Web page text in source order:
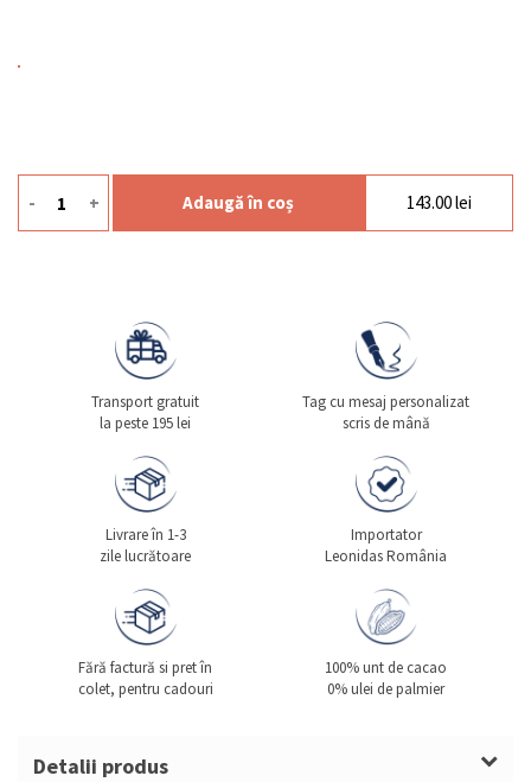
Cantitate Ceai Jubilee 10p
- + Adaugă în coș 143.00lei
Transport gratuit
la peste 195 lei
Tag cu mesaj personalizat
scris de mână
Livrare în 1-3
zile lucrătoare
Importator
Leonidas România
Fără factură si pret în
colet, pentru cadouri
100% unt de cacao
0% ulei de palmier
Detalii produs